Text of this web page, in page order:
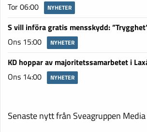
Tor 06:00
NYHETER
S vill införa gratis mensskydd:
Ons 15:00
NYHETER
KD hoppar av majoritetssamarbetet i
Ons 14:00
NYHETER
Senaste nytt från Sveagruppen Media